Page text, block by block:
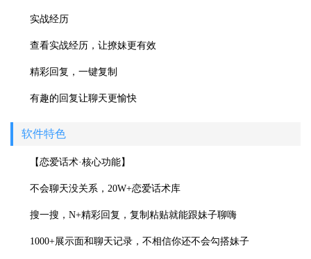
实战经历
查看实战经历，让撩妹更有效
精彩回复，一键复制
有趣的回复让聊天更愉快
软件特色
【恋爱话术·核心功能】
不会聊天没关系，20W+恋爱话术库
搜一搜，N+精彩回复，复制粘贴就能跟妹子聊嗨
1000+展示面和聊天记录，不相信你还不会勾搭妹子